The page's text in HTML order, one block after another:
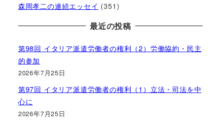
森岡孝二の連続エッセイ (351)
最近の投稿
第98回 イタリア派遣労働者の権利（2）労働協約・民主
的参加
2026年7月25日
第97回 イタリア派遣労働者の権利（1）立法・司法を中
心に
2026年7月25日